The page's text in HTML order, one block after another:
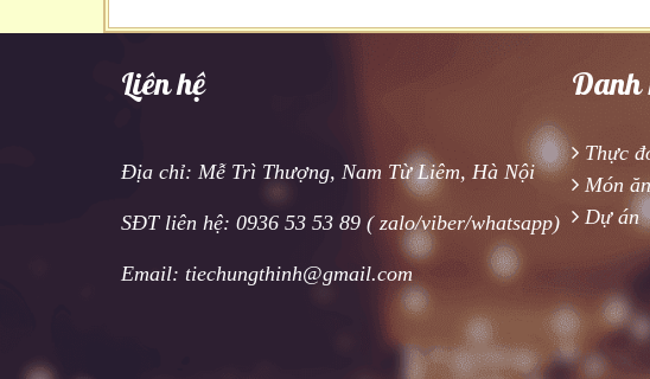
Liên hệ
Địa chỉ: Mễ Trì Thượng, Nam Từ Liêm, Hà Nội
SĐT liên hệ: 0936 53 53 89 ( zalo/viber/whatsapp)
Email: tiechungthinh@gmail.com
Danh
Thực
Món ăn
Dự án